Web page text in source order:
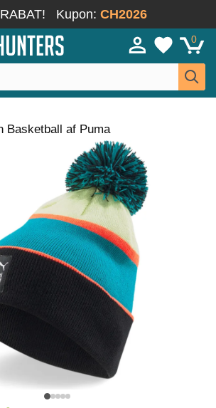
Kupon: CH2026
0
Basketball af Puma